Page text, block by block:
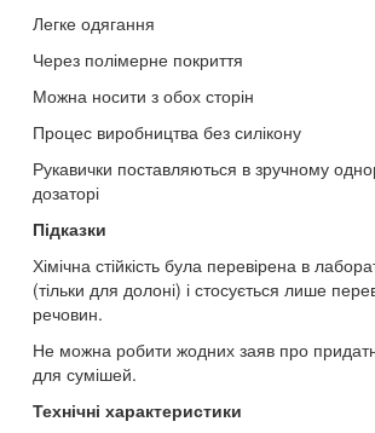
Легке одягання
Через полімерне покриття
Можна носити з обох сторін
Процес виробництва без силікону
Рукавички поставляються в зручному
дозаторі
Підказки
Хімічна стійкість була перевірена в
(тільки для долоні) і стосується лише
речовин.
Не можна робити жодних заяв про
для сумішей.
Технічні характеристики